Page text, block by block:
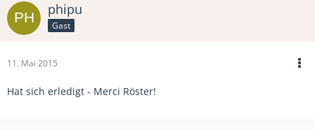
phipu
Gast
11. Mai 2015
Hat sich erledigt - Merci Röster!